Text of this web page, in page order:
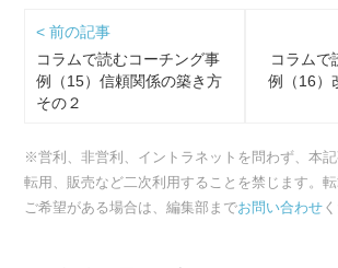
< 前の記事
コラムで読むコーチング事
例（15）信頼関係の築き方
その２
コラムで
例（16）
※営利、非営利、イントラネットを問わず、本記
転用、販売など二次利用することを禁じます。
ご希望がある場合は、編集部までお問い合わせ